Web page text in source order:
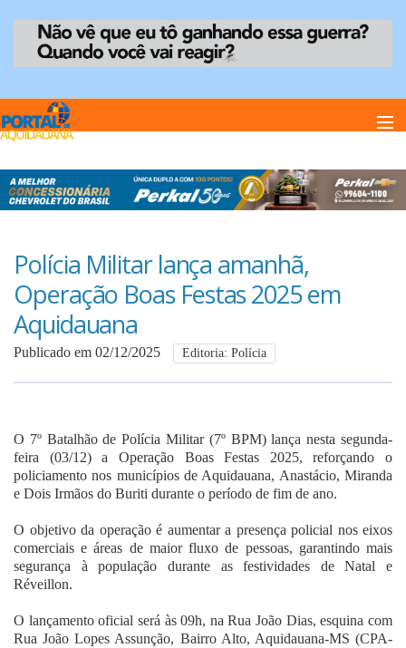
Home
Anuncie
Anuncie
Polícia Militar lança amanhã,
Operação Boas Festas 2025 em
Aquidauana
Publicado em 02/12/2025 Editoria: Polícia
O 7º Batalhão de Polícia Militar (7º BPM) lança nesta segunda-
feira (03/12) a Operação Boas Festas 2025, reforçando o
policiamento nos municípios de Aquidauana, Anastácio, Miranda
e Dois Irmãos do Buriti durante o período de fim de ano.
O objetivo da operação é aumentar a presença policial nos eixos
comerciais e áreas de maior fluxo de pessoas, garantindo mais
segurança à população durante as festividades de Natal e
Réveillon.
O lançamento oficial será às 09h, na Rua João Dias, esquina com
Rua João Lopes Assunção, Bairro Alto, Aquidauana-MS (CPA-